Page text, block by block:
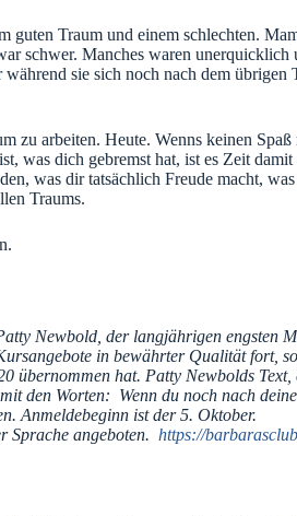
guten Traum und einem schlechten.
schwer. Manches waren
sie sich noch nach dem übrigen
zu arbeiten. Heute. Wenns keinen
was dich gebremst hat, ist es Zeit
was dir tatsächlich Freude macht,
Traums.
Newbold, der langjährigen engsten
in bewährter Qualität fort,
übernommen hat. Patty Newbolds
den Worten: Wenn du noch nach
Anmeldebeginn ist der 5. Oktober.
Sprache angeboten. https://